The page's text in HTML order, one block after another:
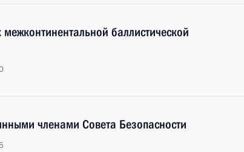
межконтинентальной баллистической
членами Совета Безопасности